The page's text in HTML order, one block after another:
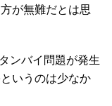
が無難だとは思
ンバイ問題が発生
いうのは少なか